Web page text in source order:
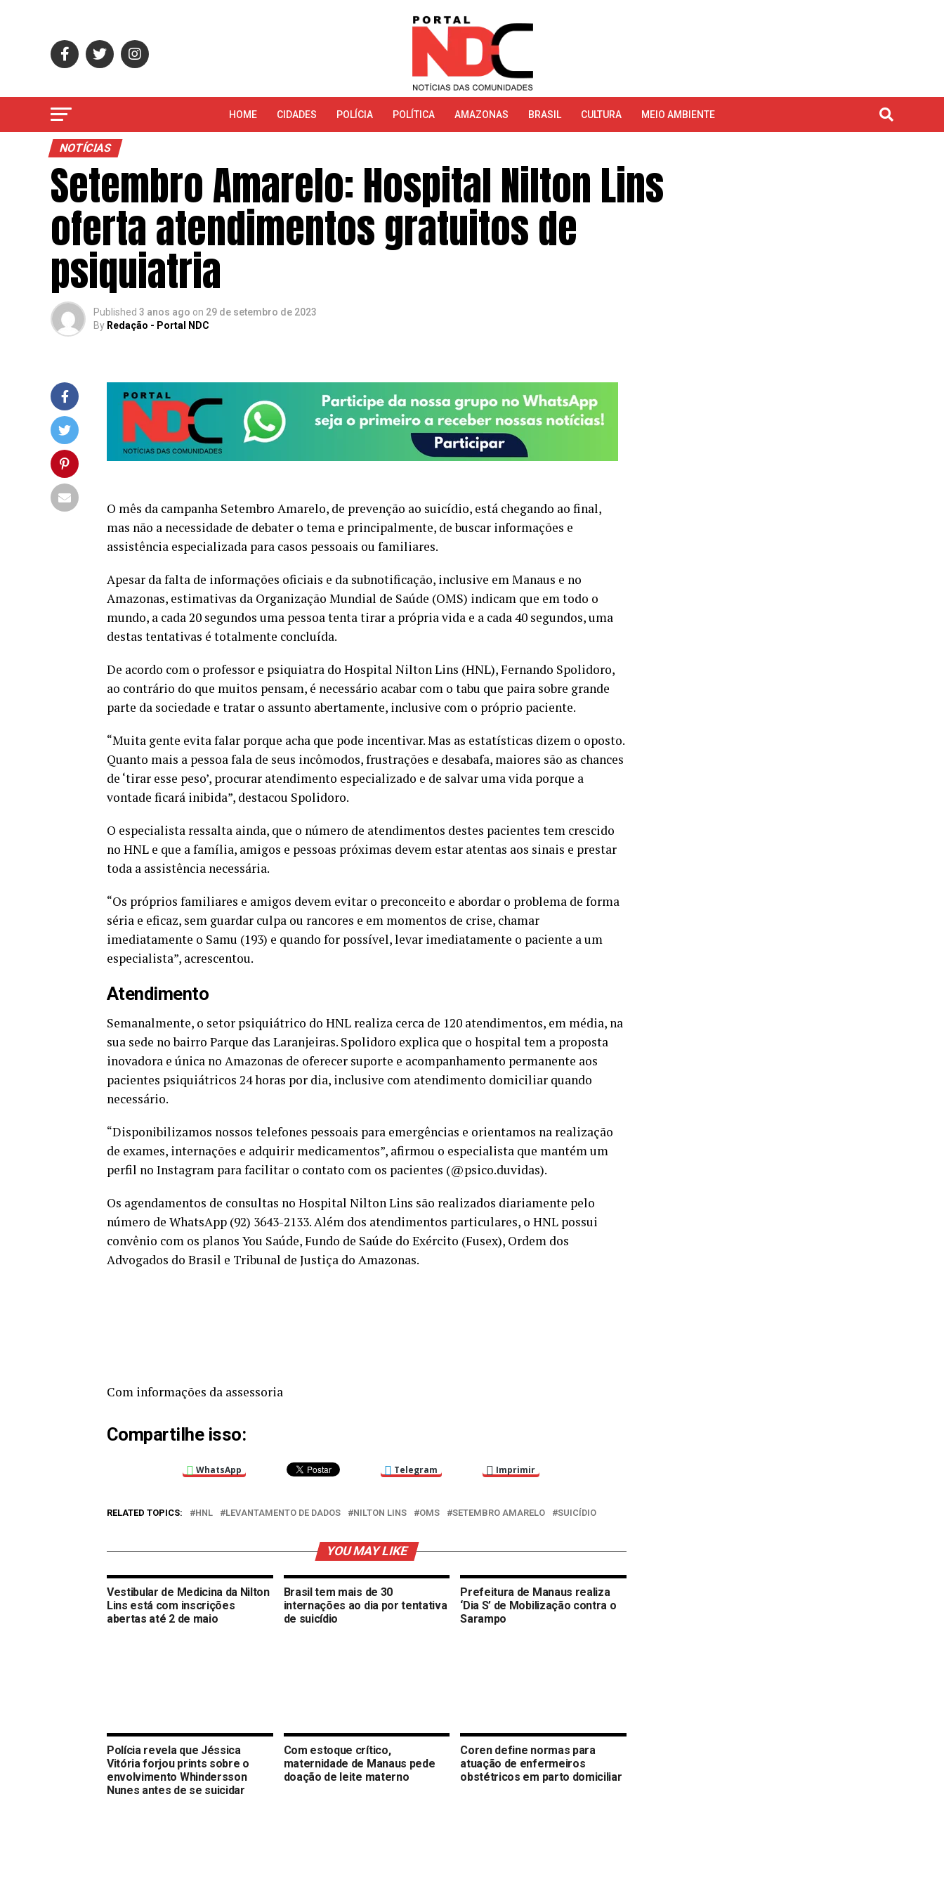
HOME CIDADES POLÍCIA POLÍTICA AMAZONAS BRASIL CULTURA MEIO AMBIENTE
NOTÍCIAS
Setembro Amarelo: Hospital Nilton Lins
oferta atendimentos gratuitos de
psiquiatria
Published 3 anos ago on 29 de setembro de 2023
By Redação - Portal NDC
O mês da campanha Setembro Amarelo, de prevenção ao suicídio, está chegando ao final,
mas não a necessidade de debater o tema e principalmente, de buscar informações e
assistência especializada para casos pessoais ou familiares.
Apesar da falta de informações oficiais e da subnotificação, inclusive em Manaus e no
Amazonas, estimativas da Organização Mundial de Saúde (OMS) indicam que em todo o
mundo, a cada 20 segundos uma pessoa tenta tirar a própria vida e a cada 40 segundos, uma
destas tentativas é totalmente concluída.
De acordo com o professor e psiquiatra do Hospital Nilton Lins (HNL), Fernando Spolidoro,
ao contrário do que muitos pensam, é necessário acabar com o tabu que paira sobre grande
parte da sociedade e tratar o assunto abertamente, inclusive com o próprio paciente.
“Muita gente evita falar porque acha que pode incentivar. Mas as estatísticas dizem o oposto.
Quanto mais a pessoa fala de seus incômodos, frustrações e desabafa, maiores são as chances
de ‘tirar esse peso’, procurar atendimento especializado e de salvar uma vida porque a
vontade ficará inibida”, destacou Spolidoro.
O especialista ressalta ainda, que o número de atendimentos destes pacientes tem crescido
no HNL e que a família, amigos e pessoas próximas devem estar atentas aos sinais e prestar
toda a assistência necessária.
“Os próprios familiares e amigos devem evitar o preconceito e abordar o problema de forma
séria e eficaz, sem guardar culpa ou rancores e em momentos de crise, chamar
imediatamente o Samu (193) e quando for possível, levar imediatamente o paciente a um
especialista”, acrescentou.
Atendimento
Semanalmente, o setor psiquiátrico do HNL realiza cerca de 120 atendimentos, em média, na
sua sede no bairro Parque das Laranjeiras. Spolidoro explica que o hospital tem a proposta
inovadora e única no Amazonas de oferecer suporte e acompanhamento permanente aos
pacientes psiquiátricos 24 horas por dia, inclusive com atendimento domiciliar quando
necessário.
“Disponibilizamos nossos telefones pessoais para emergências e orientamos na realização
de exames, internações e adquirir medicamentos”, afirmou o especialista que mantém um
perfil no Instagram para facilitar o contato com os pacientes (@psico.duvidas).
Os agendamentos de consultas no Hospital Nilton Lins são realizados diariamente pelo
número de WhatsApp (92) 3643-2133. Além dos atendimentos particulares, o HNL possui
convênio com os planos You Saúde, Fundo de Saúde do Exército (Fusex), Ordem dos
Advogados do Brasil e Tribunal de Justiça do Amazonas.
Com informações da assessoria
Compartilhe isso:
WhatsApp Telegram Imprimir
RELATED TOPICS: HNL LEVANTAMENTO DE DADOS NILTON LINS OMS SETEMBRO AMARELO SUICÍDIO
YOU MAY LIKE
Vestibular de Medicina da Nilton
Lins está com inscrições
abertas até 2 de maio
Brasil tem mais de 30
internações ao dia por tentativa
de suicídio
Prefeitura de Manaus realiza
‘Dia S’ de Mobilização contra o
Sarampo
Polícia revela que Jéssica
Vitória forjou prints sobre o
envolvimento Whindersson
Nunes antes de se suicidar
Com estoque crítico,
maternidade de Manaus pede
doação de leite materno
Coren define normas para
atuação de enfermeiros
obstétricos em parto domiciliar